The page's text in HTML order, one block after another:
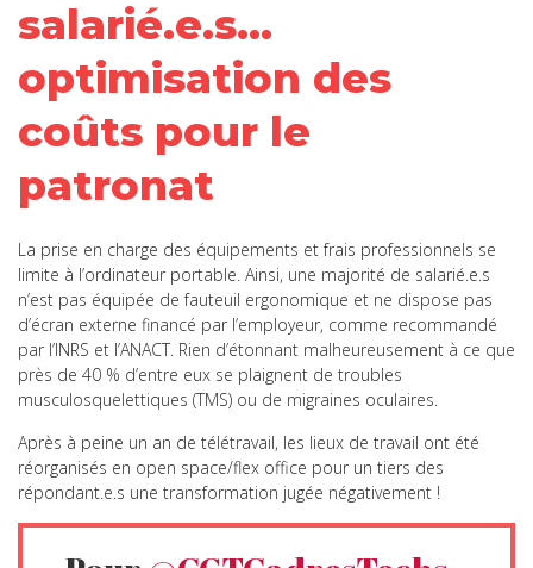
salarié.e.s…
optimisation des
coûts pour le
patronat
La prise en charge des équipements et frais professionnels se
limite à l’ordinateur portable. Ainsi, une majorité de salarié.e.s
n’est pas équipée de fauteuil ergonomique et ne dispose pas
d’écran externe financé par l’employeur, comme recommandé
par l’INRS et l’ANACT. Rien d’étonnant malheureusement à ce que
près de 40 % d’entre eux se plaignent de troubles
musculosquelettiques (TMS) ou de migraines oculaires.
Après à peine un an de télétravail, les lieux de travail ont été
réorganisés en open space/flex office pour un tiers des
répondant.e.s une transformation jugée négativement !